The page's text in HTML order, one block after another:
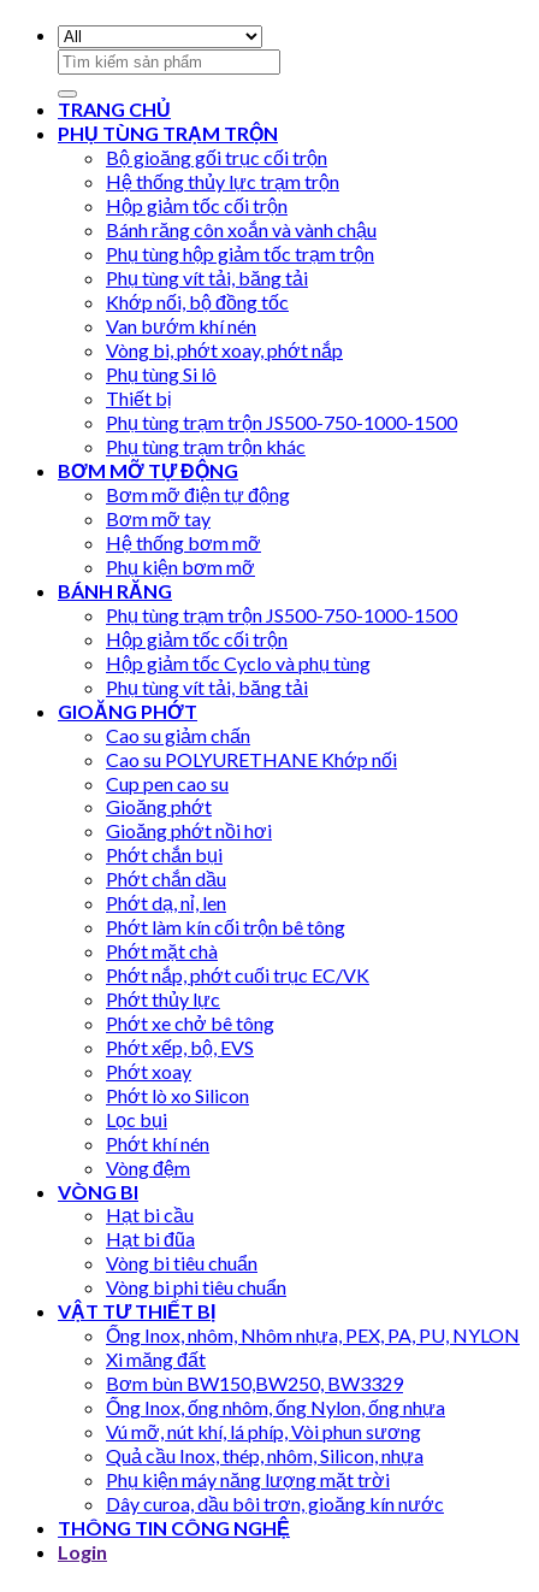
Search
for:
TRANG CHỦ
PHỤ TÙNG TRẠM TRỘN
Bộ gioăng gối trục cối trộn
Hệ thống thủy lực trạm trộn
Hộp giảm tốc cối trộn
Bánh răng côn xoắn và vành chậu
Phụ tùng hộp giảm tốc trạm trộn
Phụ tùng vít tải, băng tải
Khớp nối, bộ đồng tốc
Van bướm khí nén
Vòng bi, phớt xoay, phớt nắp
Phụ tùng Si lô
Thiết bị
Phụ tùng trạm trộn JS500-750-1000-1500
Phụ tùng trạm trộn khác
BƠM MỠ TỰ ĐỘNG
Bơm mỡ điện tự động
Bơm mỡ tay
Hệ thống bơm mỡ
Phụ kiện bơm mỡ
BÁNH RĂNG
Phụ tùng trạm trộn JS500-750-1000-1500
Hộp giảm tốc cối trộn
Hộp giảm tốc Cyclo và phụ tùng
Phụ tùng vít tải, băng tải
GIOĂNG PHỚT
Cao su giảm chấn
Cao su POLYURETHANE Khớp nối
Cup pen cao su
Gioăng phớt
Gioăng phớt nồi hơi
Phớt chắn bụi
Phớt chắn dầu
Phớt dạ, nỉ, len
Phớt làm kín cối trộn bê tông
Phớt mặt chà
Phớt nắp, phớt cuối trục EC/VK
Phớt thủy lực
Phớt xe chở bê tông
Phớt xếp, bộ, EVS
Phớt xoay
Phớt lò xo Silicon
Lọc bụi
Phớt khí nén
Vòng đệm
VÒNG BI
Hạt bi cầu
Hạt bi đũa
Vòng bi tiêu chuẩn
Vòng bi phi tiêu chuẩn
VẬT TƯ THIẾT BỊ
Ống Inox, nhôm, Nhôm nhựa, PEX, PA, PU, NYLON
Xi măng đất
Bơm bùn BW150,BW250, BW3329
Ống Inox, ống nhôm, ống Nylon, ống nhựa
Vú mỡ, nút khí, lá phíp, Vòi phun sương
Quả cầu Inox, thép, nhôm, Silicon, nhựa
Phụ kiện máy năng lượng mặt trời
Dây curoa, dầu bôi trơn, gioăng kín nước
THÔNG TIN CÔNG NGHỆ
Login